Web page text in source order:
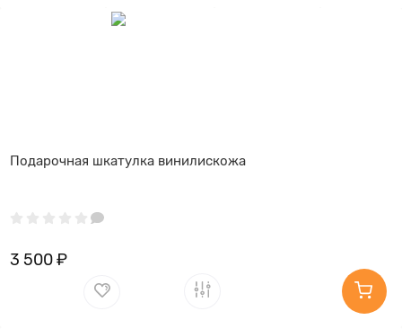
Подарочная шкатулка винилискожа
3 500 ₽